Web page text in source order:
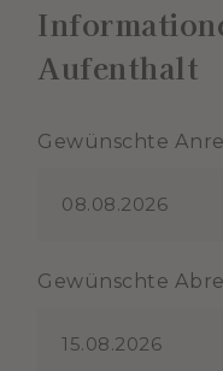
Aufenthalt
Gewünschte
08.08.2026
Gewünschte
15.08.2026